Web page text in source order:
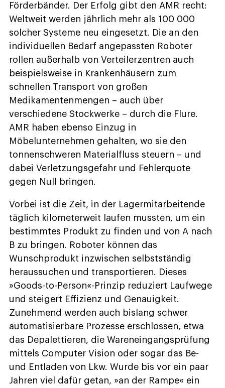
Förderbänder. Der Erfolg gibt den AMR recht:
Weltweit werden jährlich mehr als 100 000
solcher Systeme neu eingesetzt. Die an den
individuellen Bedarf angepassten Roboter
rollen außerhalb von Verteilerzentren auch
beispielsweise in Krankenhäusern zum
schnellen Transport von großen
Medikamentenmengen – auch über
verschiedene Stockwerke – durch die Flure.
AMR haben ebenso Einzug in
Möbelunternehmen gehalten, wo sie den
tonnenschweren Materialfluss steuern – und
dabei Verletzungsgefahr und Fehlerquote
gegen Null bringen.
Vorbei ist die Zeit, in der Lagermitarbeitende
täglich kilometerweit laufen mussten, um ein
bestimmtes Produkt zu finden und von A nach
B zu bringen. Roboter können das
Wunschprodukt inzwischen selbstständig
heraussuchen und transportieren. Dieses
»Goods-to-Person«-Prinzip reduziert Laufwege
und steigert Effizienz und Genauigkeit.
Zunehmend werden auch bislang schwer
automatisierbare Prozesse erschlossen, etwa
das Depalettieren, die Wareneingangsprüfung
mittels Computer Vision oder sogar das Be-
und Entladen von Lkw. Wurde bis vor ein paar
Jahren viel dafür getan, »an der Rampe« ein